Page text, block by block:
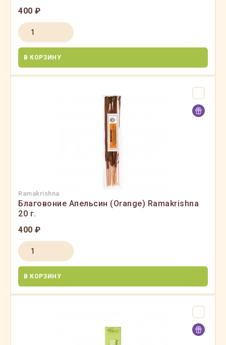
400 ₽
В КОРЗИНУ
Ramakrishna
Благовоние Апельсин (Orange) Ramakrishna
20 г.
400 ₽
В КОРЗИНУ